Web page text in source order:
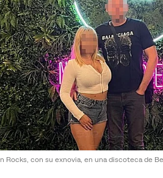
Rocks, con su exnovia, en una discoteca de